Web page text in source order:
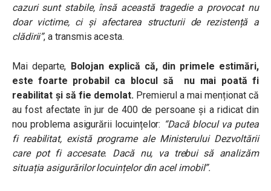
cazuri sunt stabile, însă această tragedie a provocat nu
doar victime, ci și afectarea structurii de rezistență a
clădirii”, a transmis acesta.
Mai departe, Bolojan explică că, din primele estimări,
este foarte probabil ca blocul să nu mai poată fi
reabilitat și să fie demolat.Premierul a mai menționat că
au fost afectate în jur de 400 de persoane și a ridicat din
nou problema asigurării locuințelor: “Dacă blocul va putea
fi reabilitat, există programe ale Ministerului Dezvoltării
care pot fi accesate. Dacă nu, va trebui să analizăm
situația asigurărilor locuințelor din acel imobil”.